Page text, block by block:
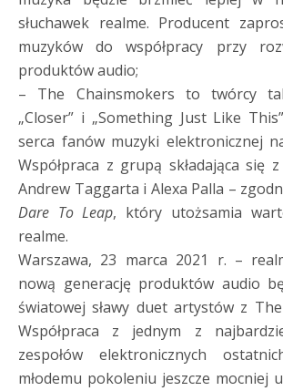
słuchawek realme. Producent
muzyków do współpracy przy
produktów audio;
– The Chainsmokers to twórcy
„Closer” i „Something Just Like
serca fanów muzyki elektronicznej
Współpraca z grupą składająca się
Andrew Taggarta i Alexa Palla –
Dare To Leap, który utożsamia
realme.
Warszawa, 23 marca 2021 r. –
nową generację produktów audio
światowej sławy duet artystów z
Współpraca z jednym z
zespołów elektronicznych
młodemu pokoleniu jeszcze mocniej